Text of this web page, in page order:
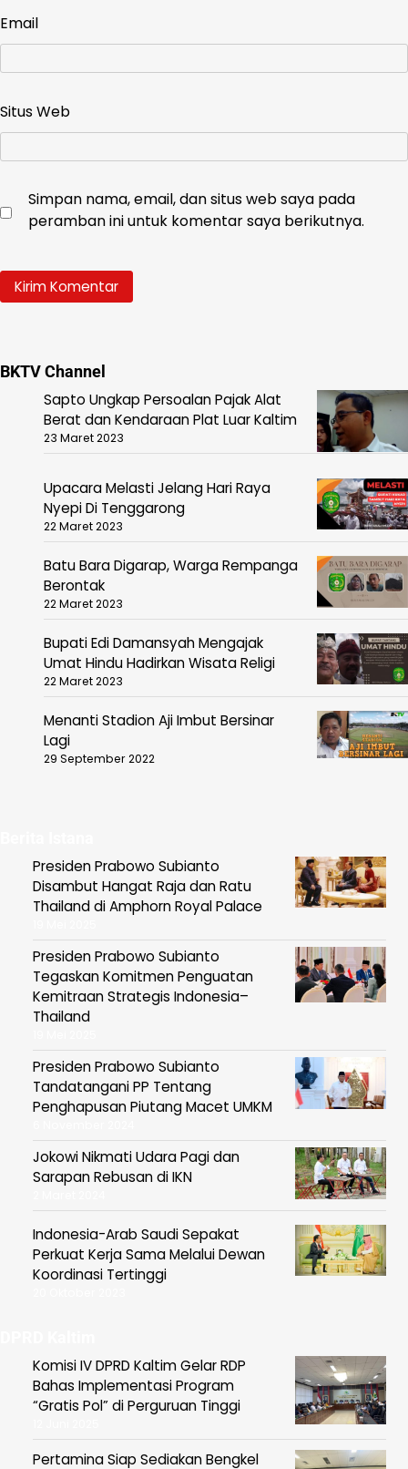
Email
Situs Web
Simpan nama, email, dan situs web saya pada
peramban ini untuk komentar saya berikutnya.
BKTV Channel
Sapto Ungkap Persoalan Pajak Alat
Berat dan Kendaraan Plat Luar Kaltim
23 Maret 2023
Upacara Melasti Jelang Hari Raya
Nyepi Di Tenggarong
22 Maret 2023
Batu Bara Digarap, Warga Rempanga
Berontak
22 Maret 2023
Bupati Edi Damansyah Mengajak
Umat Hindu Hadirkan Wisata Religi
22 Maret 2023
Menanti Stadion Aji Imbut Bersinar
Lagi
29 September 2022
Presiden Prabowo Subianto
Disambut Hangat Raja dan Ratu
Thailand di Amphorn Royal Palace
Presiden Prabowo Subianto
Tegaskan Komitmen Penguatan
Kemitraan Strategis Indonesia–
Thailand
Presiden Prabowo Subianto
Tandatangani PP Tentang
Penghapusan Piutang Macet UMKM
Jokowi Nikmati Udara Pagi dan
Sarapan Rebusan di IKN
Indonesia-Arab Saudi Sepakat
Perkuat Kerja Sama Melalui Dewan
Koordinasi Tertinggi
Komisi IV DPRD Kaltim Gelar RDP
Bahas Implementasi Program
“Gratis Pol” di Perguruan Tinggi
Pertamina Siap Sediakan Bengkel